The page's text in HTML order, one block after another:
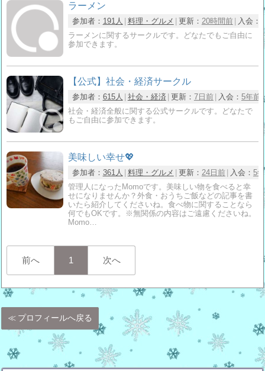
ラーメン
参加者： 191人 料理・グルメ 更新： 20時間前 入会：
ラーメンに関するサークルです。どなたでもご自由に
参加できます。
【公式】社会・経済サークル
参加者： 615人 社会・経済 更新： 7日前 入会： 5年前
社会・経済全般に関する公式サークルです。どなたで
もご自由に参加できます。
美味しい幸せ💖
参加者： 361人 料理・グルメ 更新： 24日前 入会： 5
管理人になったMomoです。美味しい物を食べると幸
せになりませんか？外食・おうちご飯などの記事を書
いたら紹介してくださいね。食べ物に関することなら
何でもOKです。※無関係の内容はご遠慮くださいね。
Momo…
前へ 1 次へ
プロフィールへ戻る